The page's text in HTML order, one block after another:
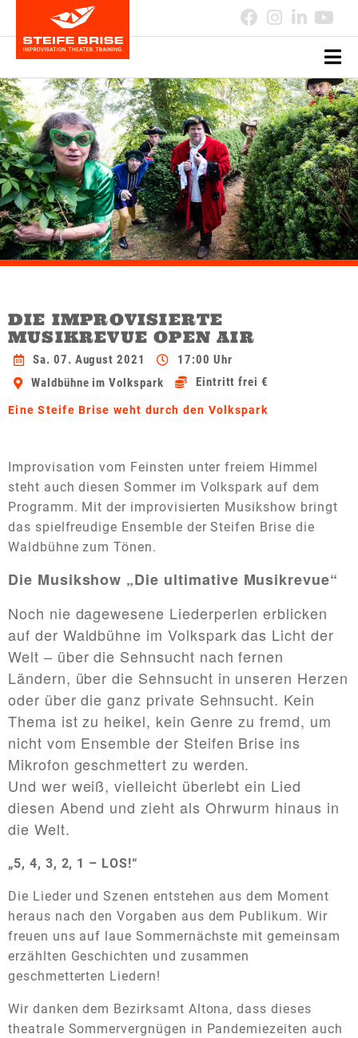
DIE IMPROVISIERTE
MUSIKREVUE OPEN AIR
Sa. 07. August 2021
17:00 Uhr
Waldbühne im Volkspark
Eintritt frei €
Eine Steife Brise weht durch den Volkspark
Improvisation vom Feinsten unter freiem Himmel
steht auch diesen Sommer im Volkspark auf dem
Programm. Mit der improvisierten Musikshow bringt
das spielfreudige Ensemble der Steifen Brise die
Waldbühne zum Tönen.
Die Musikshow „Die ultimative Musikrevue“
Noch nie dagewesene Liederperlen erblicken
auf der Waldbühne im Volkspark das Licht der
Welt – über die Sehnsucht nach fernen
Ländern, über die Sehnsucht in unseren Herzen
oder über die ganz private Sehnsucht. Kein
Thema ist zu heikel, kein Genre zu fremd, um
nicht vom Ensemble der Steifen Brise ins
Mikrofon geschmettert zu werden.
Und wer weiß, vielleicht überlebt ein Lied
diesen Abend und zieht als Ohrwurm hinaus in
die Welt.
„5, 4, 3, 2, 1 – LOS!“
Die Lieder und Szenen entstehen aus dem Moment
heraus nach den Vorgaben aus dem Publikum. Wir
freuen uns auf laue Sommernächste mit gemeinsam
erzählten Geschichten und zusammen
geschmetterten Liedern!
Wir danken dem Bezirksamt Altona, dass dieses
theatrale Sommervergnügen in Pandemiezeiten auch